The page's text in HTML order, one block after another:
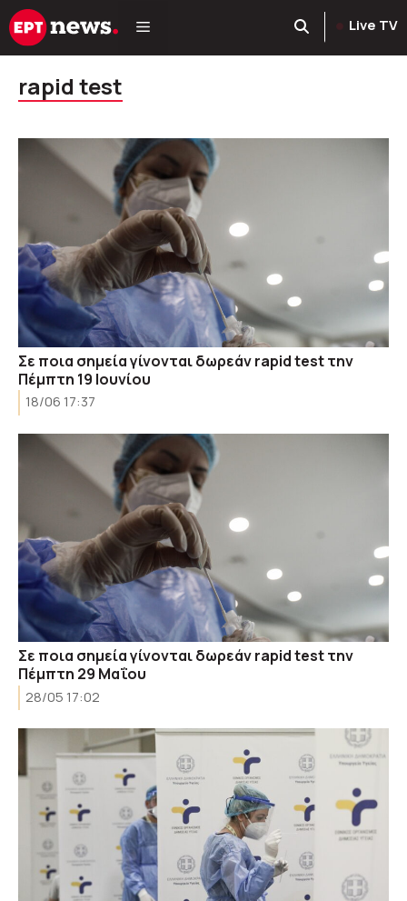
Μετάβαση
σε
Live TV
rapid test
Σε ποια σημεία γίνονται δωρεάν rapid test την
Πέμπτη 19 Ioυνίου
18/06 17:37
Σε ποια σημεία γίνονται δωρεάν rapid test την
Πέμπτη 29 Μαΐου
28/05 17:02